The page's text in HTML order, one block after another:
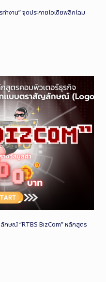
ำงาน” จุดประกายไอเดียพลิกโฉม
กษณ์ “RTBS BizCom” หลักสูตร